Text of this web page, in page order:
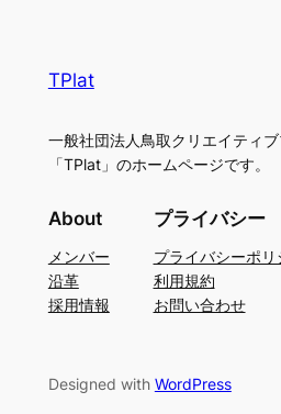
TPlat
一般社団法人鳥取クリエイティ
「TPlat」のホームページです。
About
メンバー
沿革
採用情報
プライバシー
プライバシーポリ
利用規約
お問い合わせ
Designed with WordPress